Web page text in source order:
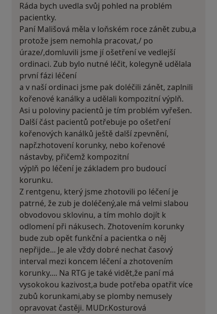
Ráda bych uvedla svůj pohled na problém
pacientky.
Paní Mališová měla v loňském roce zánět zubu,a
protože jsem nemohla pracovat,/ po
úraze/,domluvili jsme jí ošetření ve vedlejší
ordinaci. Zub bylo nutné léčit, kolegyně udělala
první fázi léčení
a v naší ordinaci jsme pak doléčili zánět, zaplnili
kořenové kanálky a udělali kompozitní výplň.
Asi u poloviny pacientů je tím problém vyřešen.
Další část pacientů potřebuje po ošetření
kořenových kanálků ještě další zpevnění,
např.zhotovení korunky, nebo kořenové
nástavby, přičemž kompozitní
výplň po léčení je základem pro budoucí
korunku.
Z rentgenu, který jsme zhotovili po léčení je
patrné, že zub je doléčený,ale má velmi slabou
obvodovou sklovinu, a tím mohlo dojít k
odlomení při nákusech. Zhotovením korunky
bude zub opět funkční a pacientka o něj
nepřijde... Je ale vždy dobré nechat časový
interval mezi koncem léčení a zhotovením
korunky.... Na RTG je také vidět,že paní má
vysokokou kazivost,a bude potřeba opatřit více
zubů korunkami,aby se plomby nemusely
opravovat častěji. MUDr.Kosturová